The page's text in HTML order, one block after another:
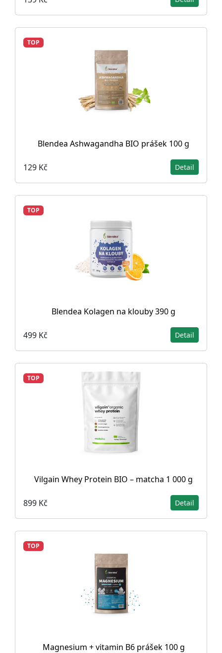
TOP
Blendea Ashwagandha BIO prášek 100 g
129 Kč Detail
TOP
Blendea Kolagen na klouby 390 g
499 Kč Detail
TOP
Vilgain Whey Protein BIO – matcha 1 000 g
899 Kč Detail
TOP
Magnesium + vitamin B6 prášek 100 g